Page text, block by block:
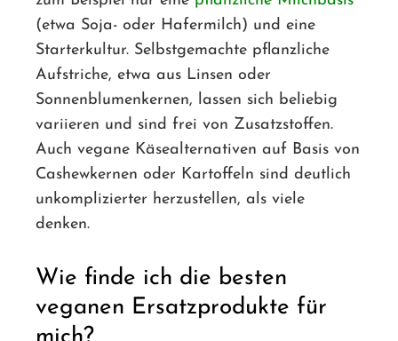
(etwa Soja- oder Hafermilch) und eine
Starterkultur. Selbstgemachte pflanzliche
Aufstriche, etwa aus Linsen oder
Sonnenblumenkernen, lassen sich beliebig
variieren und sind frei von Zusatzstoffen.
Auch vegane Käsealternativen auf Basis von
Cashewkernen oder Kartoffeln sind deutlich
unkomplizierter herzustellen, als viele
denken.
Wie finde ich die besten
veganen Ersatzprodukte für